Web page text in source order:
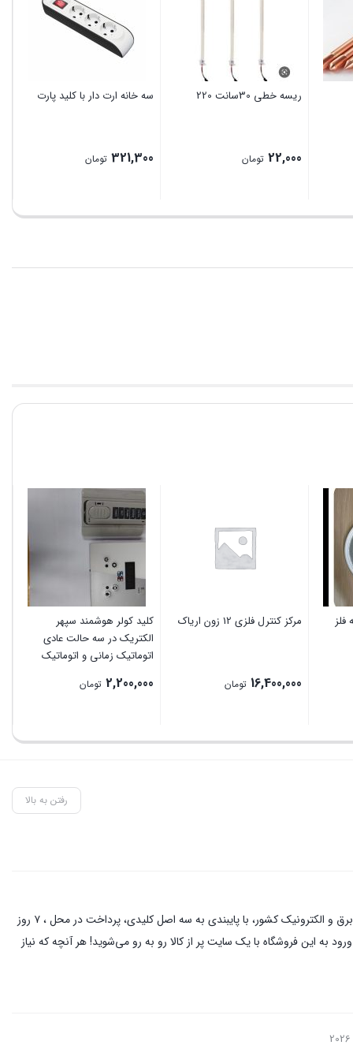
ریسه خطی 30سانت 220
22,000 تومان
سه خانه ارت دار با کلید پارت
321,300 تومان
مرکز کنترل فلزی 12 زون اریاک
16,400,000 تومان
کلید کولر هوشمند سپهر
الکتریک در سه حالت عادی
اتوماتیک زمانی و اتوماتیک
اندازی است
2,200,000 تومان
رفتن به بالا
این فروشگاه آنلاین با مدیریت آقای حمزه نیکخواه بهرامی با دو دهه فعالیت در زمینه کالای برق و الکترونیک در خیابان لاله زار تهران ، از نام آشنا ترین کسبه در بازار برق و الکترونیک کشور، با پایبندی به سه اصل کلیدی، پرداخت در محل ، ۷ روز
به این فروشگاه با یک سایت پر از کالا رو به رو می‌شوید! هر آنچه که نیاز